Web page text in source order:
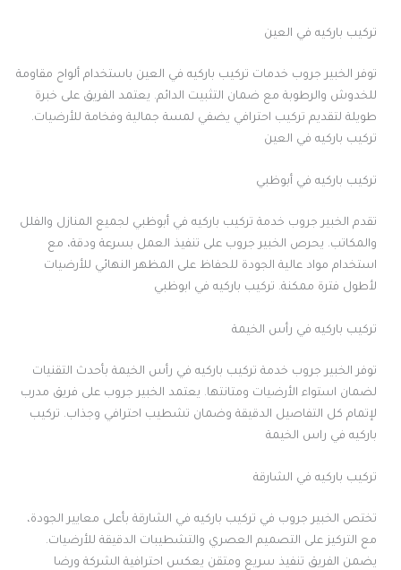
تركيب باركيه في العين
توفر الخبير جروب خدمات تركيب باركيه في العين باستخدام ألواح مقاومة
للخدوش والرطوبة مع ضمان التثبيت الدائم. يعتمد الفريق على خبرة
طويلة لتقديم تركيب احترافي يضفي لمسة جمالية وفخامة للأرضيات.
تركيب باركيه في العين
تركيب باركيه في أبوظبي
تقدم الخبير جروب خدمة تركيب باركيه في أبوظبي لجميع المنازل والفلل
والمكاتب. يحرص الخبير جروب على تنفيذ العمل بسرعة ودقة، مع
استخدام مواد عالية الجودة للحفاظ على المظهر النهائي للأرضيات
لأطول فترة ممكنة. تركيب باركيه في ابوظبي
تركيب باركيه في رأس الخيمة
توفر الخبير جروب خدمة تركيب باركيه في رأس الخيمة بأحدث التقنيات
لضمان استواء الأرضيات ومتانتها. يعتمد الخبير جروب على فريق مدرب
لإتمام كل التفاصيل الدقيقة وضمان تشطيب احترافي وجذاب. تركيب
باركيه في راس الخيمة
تركيب باركيه في الشارقة
تختص الخبير جروب في تركيب باركيه في الشارقة بأعلى معايير الجودة،
مع التركيز على التصميم العصري والتشطيبات الدقيقة للأرضيات.
يضمن الفريق تنفيذ سريع ومتقن يعكس احترافية الشركة ورضا